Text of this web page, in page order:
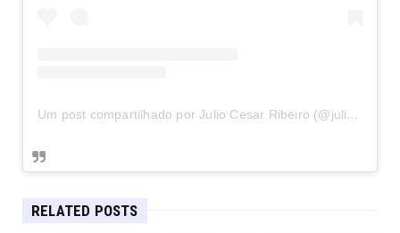
Um post compartilhado por Julio Cesar Ribeiro (@juliocesarribeiro)
RELATED POSTS